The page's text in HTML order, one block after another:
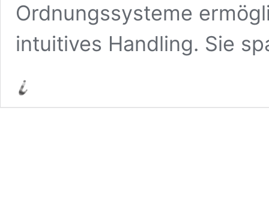
Ordnungssysteme
intuitives Handling. Sie